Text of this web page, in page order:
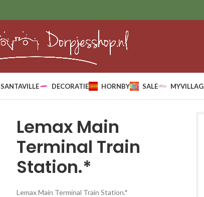
SANTAVILLE DECORATIE HORNBY SALE
Lemax Main
Terminal Train
Station.*
Lemax Main Terminal Train Station.*